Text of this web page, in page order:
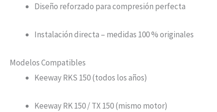
Diseño reforzado para compresión perfecta
Instalación directa – medidas 100 % originales
Modelos Compatibles
Keeway RKS 150 (todos los años)
Keeway RK 150 / TX 150 (mismo motor)